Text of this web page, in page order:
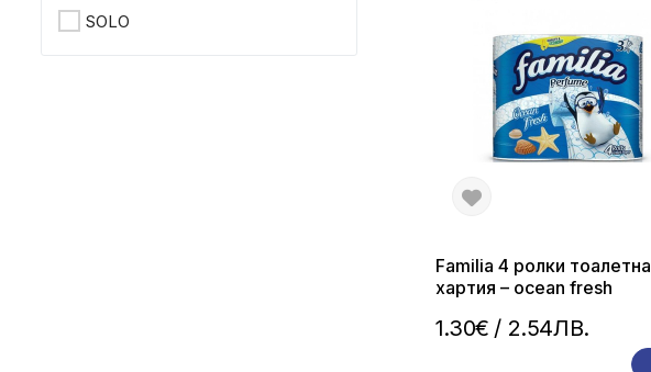
SOLO
1.30€ / 2.54ЛВ.
Familia 4 ролки тоалетна
хартия – ocean fresh